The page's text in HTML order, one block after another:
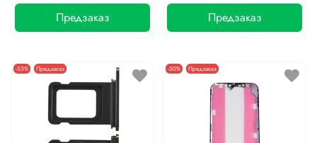
Предзаказ Предзаказ
-53% Предзаказ -50% Предзаказ